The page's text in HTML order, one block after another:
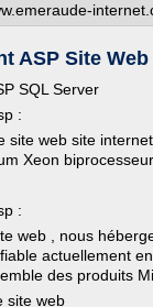
ASP Site
SQL Server
:
site web site
Xeon
:
web , nous
actuellement
des produits
site web